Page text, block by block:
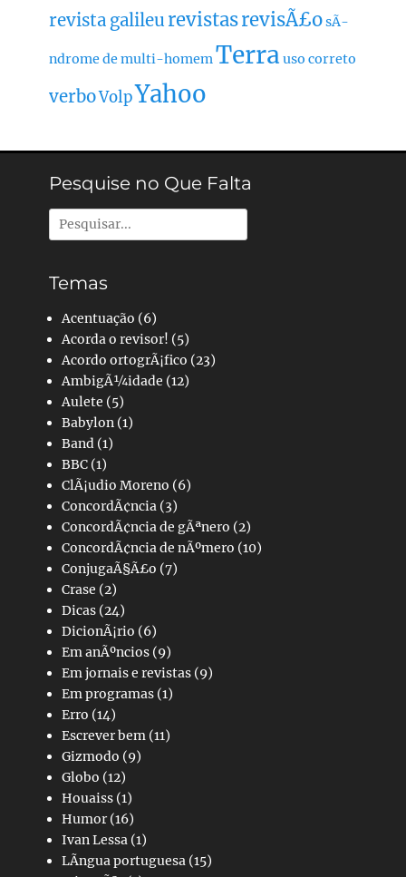
revista galileurevistasrevisÃ£osÃ­
ndrome de multi-homemTerra uso correto
verboVolpYahoo
Pesquise no Que Falta
Pesquisar
por:
Temas
Acentuação (6)
Acorda o revisor! (5)
Acordo ortogrÃ¡fico (23)
AmbigÃ¼idade (12)
Aulete (5)
Babylon (1)
Band (1)
BBC (1)
ClÃ¡udio Moreno (6)
ConcordÃ¢ncia (3)
ConcordÃ¢ncia de gÃªnero (2)
ConcordÃ¢ncia de nÃºmero (10)
ConjugaÃ§Ã£o (7)
Crase (2)
Dicas (24)
DicionÃ¡rio (6)
Em anÃºncios (9)
Em jornais e revistas (9)
Em programas (1)
Erro (14)
Escrever bem (11)
Gizmodo (9)
Globo (12)
Houaiss (1)
Humor(16)
Ivan Lessa (1)
LÃ­ngua portuguesa (15)